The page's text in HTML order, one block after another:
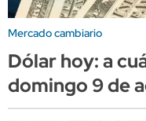
Mercado cambiario
Dólar hoy: a
domingo 9 de